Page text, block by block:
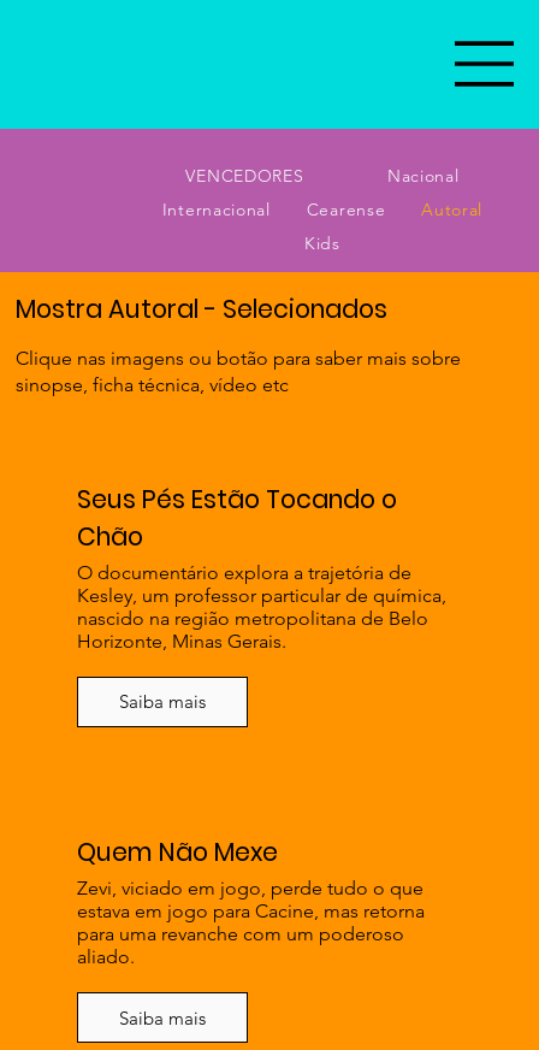
VENCEDORES
Nacional
Internacional
Cearense
Autoral
Kids
Mostra Autoral - Selecionados
Clique nas imagens ou botão para saber mais sobre
sinopse, ficha técnica, vídeo etc
Seus Pés Estão Tocando o
Chão
O documentário explora a trajetória de
Kesley, um professor particular de química,
nascido na região metropolitana de Belo
Horizonte, Minas Gerais.
Saiba mais
Quem Não Mexe
Zevi, viciado em jogo, perde tudo o que
estava em jogo para Cacine, mas retorna
para uma revanche com um poderoso
aliado.
Saiba mais